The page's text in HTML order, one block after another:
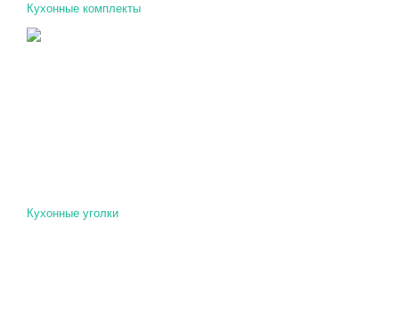
Кухонные комплекты
Кухонные уголки